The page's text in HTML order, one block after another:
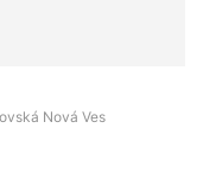
Nová Ves